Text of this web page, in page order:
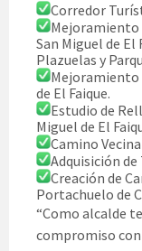
Corredor
Mejoramiento
San Miguel de El
Plazuelas y
Mejoramiento
de El Faique.
Estudio de
Miguel de El
Camino
Adquisición de
Creación de
Portachuelo de
“Como alcalde
compromiso